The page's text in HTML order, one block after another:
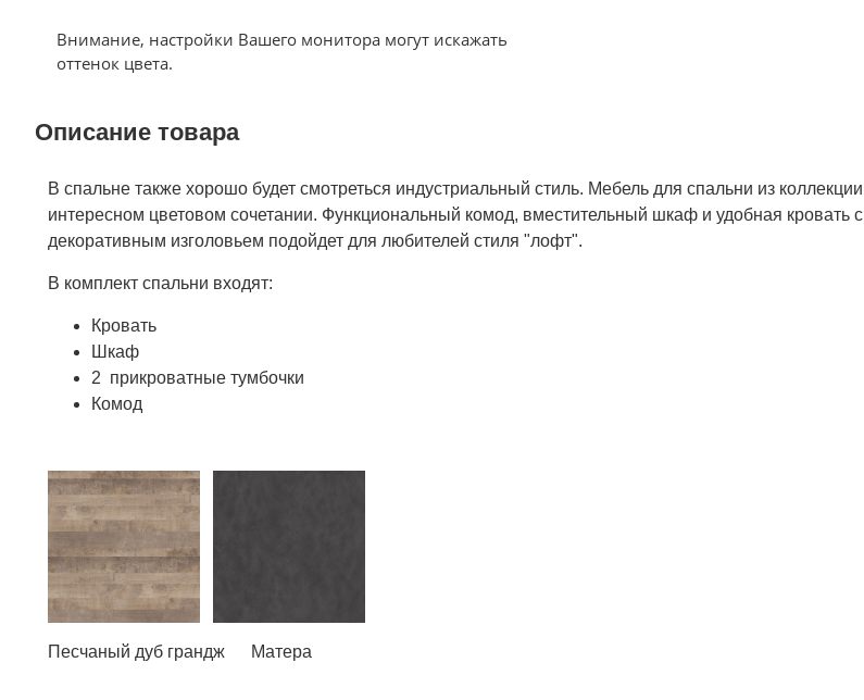
Внимание, настройки Вашего монитора могут искажать
оттенок цвета.
Описание товара
В спальне также хорошо будет смотреться индустриальный стиль. Мебель для спальни из
интересном цветовом сочетании. Функциональный комод, вместительный шкаф и удобная
декоративным изголовьем подойдет для любителей стиля "лофт".
В комплект спальни входят:
Кровать
Шкаф
2 прикроватные тумбочки
Комод
Песчаный дуб грандж Матера